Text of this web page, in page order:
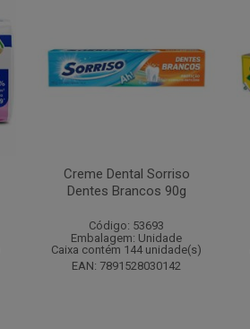
Creme Dental Sorriso
Dentes Brancos 90g
Código: 53693
Embalagem: Unidade
Caixa contém 144 unidade(s)
EAN: 7891528030142